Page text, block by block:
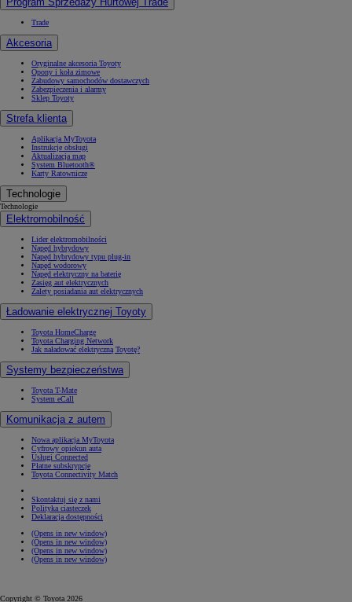
Trade
Akcesoria
Oryginalne akcesoria Toyoty
Opony i koła zimowe
Zabudowy samochodów dostawczych
Zabezpieczenia i alarmy
Sklep Toyoty
Strefa klienta
Aplikacja MyToyota
Instrukcje obsługi
Aktualizacja map
System Bluetooth®
Karty Ratownicze
Technologie
Technologie
Elektromobilność
Lider elektromobilności
Napęd hybrydowy
Napęd hybrydowy typu plug-in
Napęd wodorowy
Napęd elektryczny na baterię
Zasięg aut elektrycznych
Zalety posiadania aut elektrycznych
Ładowanie elektrycznej Toyoty
Toyota HomeCharge
Toyota Charging Network
Jak naładować elektryczną Toyotę?
Systemy bezpieczeństwa
Toyota T-Mate
System eCall
Komunikacja z autem
Nowa aplikacja MyToyota
Cyfrowy opiekun auta
Usługi Connected
Płatne subskrypcje
Toyota Connectivity Match
Skontaktuj się z nami
Polityka ciasteczek
Deklaracja dostępności
(Opens in new window)
(Opens in new window)
(Opens in new window)
(Opens in new window)
Copyright © Toyota 2026